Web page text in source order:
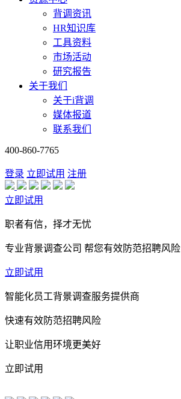
背调资讯
HR知识库
工具资料
市场活动
研究报告
关于我们
关于i背调
媒体报道
联系我们
400-860-7765
登录 立即试用 注册
立即试用
职者有信，择才无忧
专业背景调查公司 帮您有效防范招聘风险
立即试用
智能化员工背景调查服务提供商
快速有效防范招聘风险
让职业信用环境更美好
立即试用